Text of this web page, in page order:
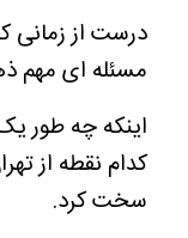
درست از زمانی
مسئله ای مهم
اینکه چه طور
کدام نقطه از
سخت کرد.